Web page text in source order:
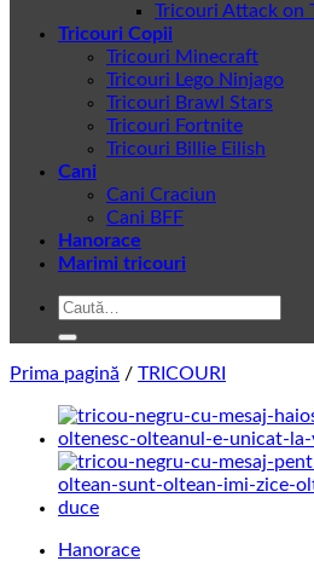
Tricouri Attack on
Tricouri Copii
Tricouri Minecraft
Tricouri Lego Ninjago
Tricouri Brawl Stars
Tricouri Fortnite
Tricouri Billie Eilish
Cani
Cani Craciun
Cani BFF
Hanorace
Marimi tricouri
Caută
Prima pagină / TRICOURI
Hanorace